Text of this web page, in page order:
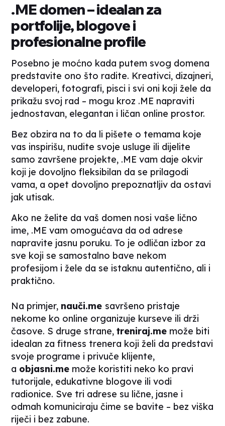
.ME domen – idealan za
portfolije, blogove i
profesionalne profile
Posebno je moćno kada putem svog domena
predstavite ono što radite. Kreativci, dizajneri,
developeri, fotografi, pisci i svi oni koji žele da
prikažu svoj rad – mogu kroz .ME napraviti
jednostavan, elegantan i ličan online prostor.
Bez obzira na to da li pišete o temama koje
vas inspirišu, nudite svoje usluge ili dijelite
samo završene projekte, .ME vam daje okvir
koji je dovoljno fleksibilan da se prilagodi
vama, a opet dovoljno prepoznatljiv da ostavi
jak utisak.
Ako ne želite da vaš domen nosi vaše lično
ime, .ME vam omogućava da od adrese
napravite jasnu poruku. To je odličan izbor za
sve koji se samostalno bave nekom
profesijom i žele da se istaknu autentično, ali i
praktično.
Na primjer, nauči.me savršeno pristaje
nekome ko online organizuje kurseve ili drži
časove. S druge strane,treniraj.me može biti
idealan zafitness trenera koji želi da predstavi
svoje programe i privuče klijente,
a objasni.me može koristiti neko ko pravi
tutorijale, edukativne blogove ili vodi
radionice. Sve tri adrese su lične, jasne i
odmah komuniciraju čime se bavite – bez viška
riječi i bez zabune.